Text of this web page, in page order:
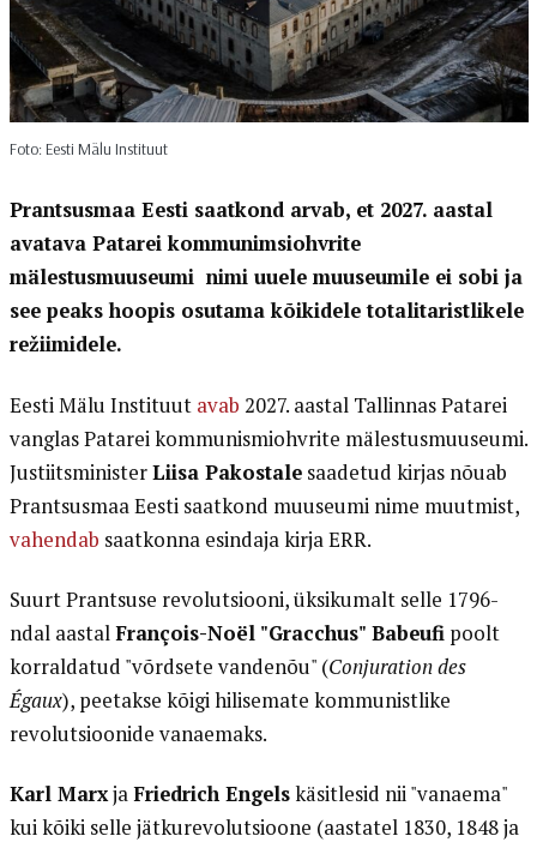
Foto: Eesti Mälu Instituut
Prantsusmaa Eesti saatkond arvab, et 2027. aastal
avatava Patarei kommunimsiohvrite
mälestusmuuseumi nimi uuele muuseumile ei sobi ja
see peaks hoopis osutama kõikidele totalitaristlikele
režiimidele.
Eesti Mälu Instituut avab 2027. aastal Tallinnas Patarei
vanglas Patarei kommunismiohvrite mälestusmuuseumi.
JustiitsministerLiisa Pakostalesaadetud kirjas nõuab
Prantsusmaa Eesti saatkond muuseumi nime muutmist,
vahendab saatkonna esindaja kirja ERR.
Suurt Prantsuse revolutsiooni, üksikumalt selle 1796-
ndal aastalFrançois-Noël "Gracchus" Babeufipoolt
korraldatud "võrdsete vandenõu" (Conjuration des
Égaux), peetakse kõigi hilisemate kommunistlike
revolutsioonide vanaemaks.
Karl MarxjaFriedrich Engelskäsitlesid nii "vanaema"
kui kõiki selle jätkurevolutsioone (aastatel 1830, 1848 ja